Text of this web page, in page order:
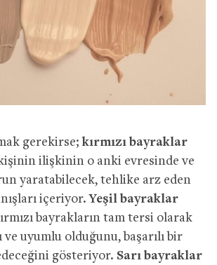
gerekirse; kırmızı bayraklar
ilişkinin o anki evresinde ve
yaratabilecek, tehlike arz eden
içeriyor.Yeşil bayraklar
bayrakların tam tersi olarak
uyumlu olduğunu, başarılı bir
gösteriyor. Sarı bayraklar